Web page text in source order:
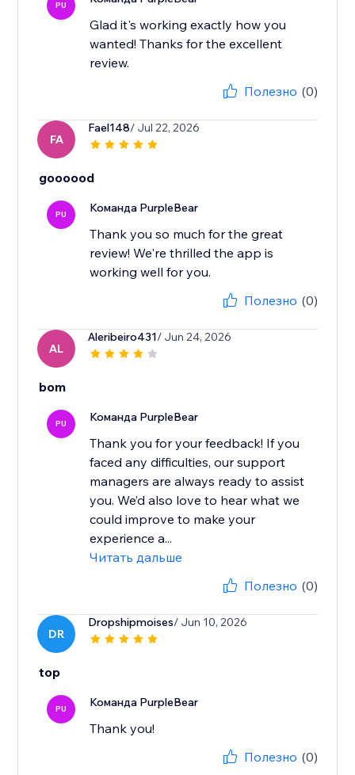
PU
Glad it's working exactly how you
wanted! Thanks for the excellent
review.
Полезно (0)
FA
Fael148/ Jul 22, 2026
goooood
PU Команда PurpleBear
Thank you so much for the great
review! We're thrilled the app is
working well for you.
Полезно (0)
AL
Aleribeiro431/ Jun 24, 2026
bom
PU Команда PurpleBear
Thank you for your feedback! If you
faced any difficulties, our support
managers are always ready to assist
you. We’d also love to hear what we
could improve to make your
experience a...
Читать дальше
Полезно (0)
DR
Dropshipmoises/ Jun 10, 2026
top
PU Команда PurpleBear
Thank you!
Полезно (0)